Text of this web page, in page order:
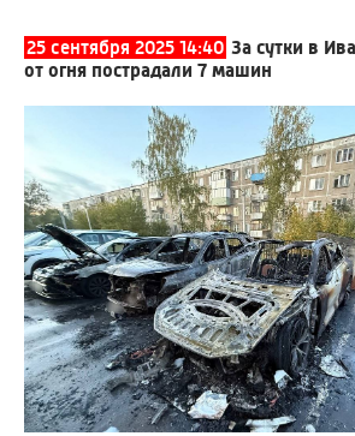
25 сентября 2025 14:40 За сутки в
от огня пострадали 7 машин